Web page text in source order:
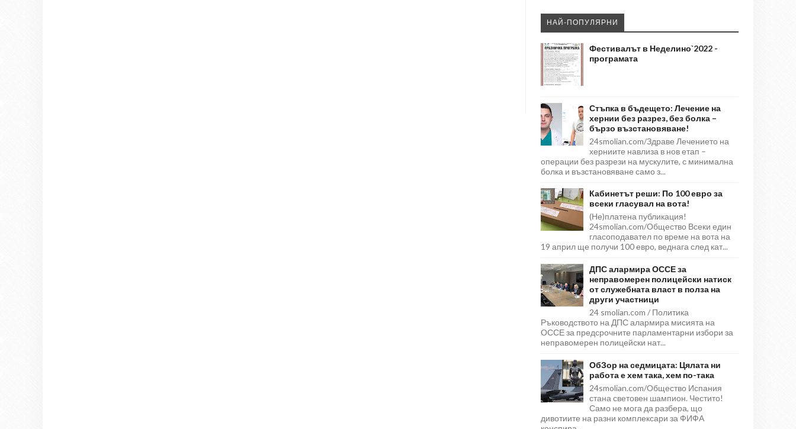
НАЙ-ПОПУЛЯРНИ
Фестивалът в Неделино`2022 -
програмата
Стъпка в бъдещето: Лечение на
хернии без разрез, без болка –
бързо възстановяване!
24smolian.com/Здраве Лечението на
херниите навлиза в нов етап –
операции без разрези на мускулите, с минимална
болка и възстановяване само з...
Кабинетът реши: По 100 евро за
всеки гласувал на вота!
(Не)платена публикация!
24smolian.com/Общество Всеки един
гласоподавател по време на вота на
19 април ще получи 100 евро, веднага след кат...
ДПС алармира ОССЕ за
неправомерен полицейски натиск
от служебната власт в полза на
други участници
24 smolian.com / Политика
Ръководството на ДПС алармира мисията на
ОССЕ за предсрочните парламентарни избори за
неправомерен полицейски нат...
ОбЗор на седмицата: Цялата ни
работа е хем така, хем по-така
24smolian.com/Общество Испания
стана световен шампион. Честито!
Само не мога да разбера, що
дивотиите на разни комплексари за ФИФА